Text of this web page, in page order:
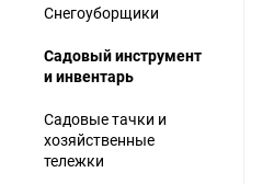
Снегоуборщики
Садовый инструмент
и инвентарь
Садовые тачки и
хозяйственные
тележки